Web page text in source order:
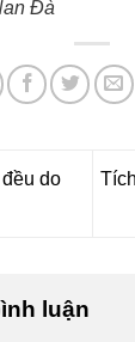
Đà
do
luận